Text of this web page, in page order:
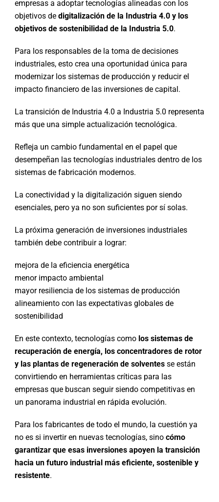
empresas a adoptar tecnologías alineadas con los
objetivos de digitalización de la Industria 4.0 y los
objetivos de sostenibilidad de la Industria 5.0.
Para los responsables de la toma de decisiones
industriales, esto crea una oportunidad única para
modernizar los sistemas de producción y reducir el
impacto financiero de las inversiones de capital.
La transición de Industria 4.0 a Industria 5.0 representa
más que una simple actualización tecnológica.
Refleja un cambio fundamental en el papel que
desempeñan las tecnologías industriales dentro de los
sistemas de fabricación modernos.
La conectividad y la digitalización siguen siendo
esenciales, pero ya no son suficientes por sí solas.
La próxima generación de inversiones industriales
también debe contribuir a lograr:
mejora de la eficiencia energética
menor impacto ambiental
mayor resiliencia de los sistemas de producción
alineamiento con las expectativas globales de
sostenibilidad
En este contexto, tecnologías como los sistemas de
recuperación de energía, los concentradores de rotor
y las plantas de regeneración de solventesse están
convirtiendo en herramientas críticas para las
empresas que buscan seguir siendo competitivas en
un panorama industrial en rápida evolución.
Para los fabricantes de todo el mundo, la cuestión ya
no es si invertir en nuevas tecnologías, sino cómo
garantizar que esas inversiones apoyen la transición
hacia un futuro industrial más eficiente, sostenible y
resistente.